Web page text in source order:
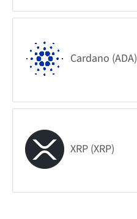
Cardano (ADA)
XRP (XRP)